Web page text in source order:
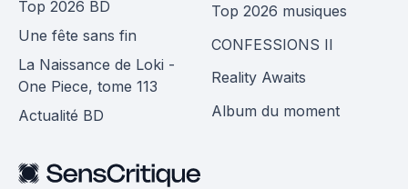
Top 2026 BD
Une fête sans fin
La Naissance de Loki -
One Piece, tome 113
Actualité BD
Top 2026 musiques
CONFESSIONS II
Reality Awaits
Album du moment